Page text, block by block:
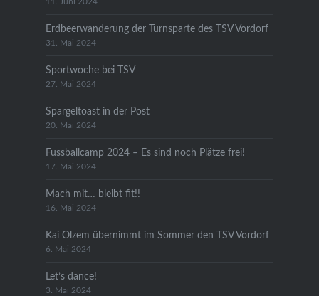
Erdbeerwanderung der Turnsparte des TSV Vordorf
31. Mai 2024
Sportwoche bei TSV
27. Mai 2024
Spargeltoast in der Post
20. Mai 2024
Fussballcamp 2024 – Es sind noch Plätze frei!
17. Mai 2024
Mach mit… bleibt fit!!
16. Mai 2024
Kai Olzem übernimmt im Sommer den TSV Vordorf
6. Mai 2024
Let’s dance!
3. Mai 2024